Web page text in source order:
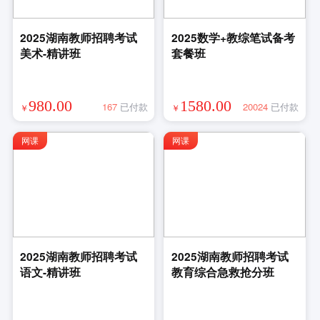
2025湖南教师招聘考试
美术-精讲班
￥ 980.00 167 已付款
2025数学+教综笔试备考
套餐班
￥ 1580.00 20024 已付款
网课
2025湖南教师招聘考试
语文-精讲班
网课
2025湖南教师招聘考试
教育综合急救抢分班